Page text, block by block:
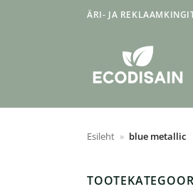
ÄRI- JA
Esileht » blue metallic